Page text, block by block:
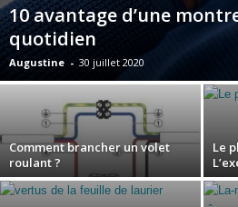
10 avantage d’une
quotidien
Augustine - 30 juillet 2020
Comment brancher un volet
roulant ?
Le